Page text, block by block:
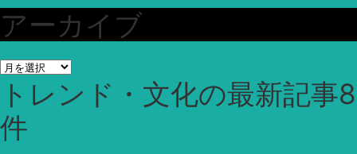
アーカイブ
ア
ー
カ
イ
ブ
トレンド・文化の最新記事8
件